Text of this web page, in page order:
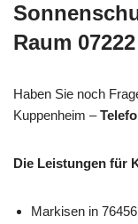
Raum
Haben Sie noch
Kuppenheim –
Die Leistungen für
Markisen in